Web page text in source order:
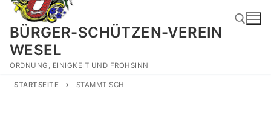
BÜRGER-SCHÜTZEN-VEREIN
WESEL
ORDNUNG, EINIGKEIT UND FROHSINN
Suchen nach:
STARTSEITE STAMMTISCH